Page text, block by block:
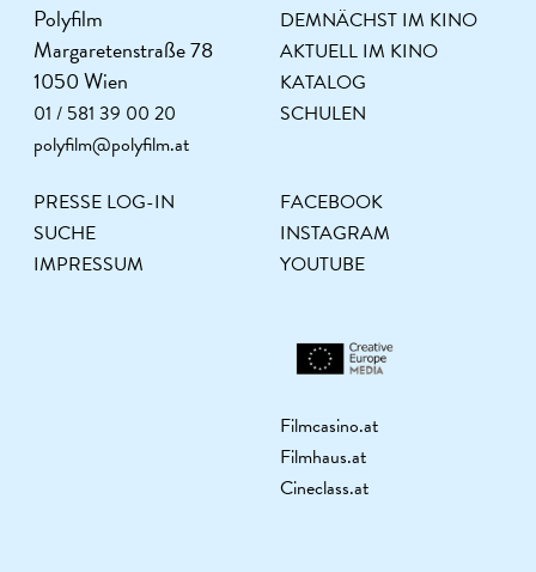
Polyfilm
Margaretenstraße 78
1050 Wien
01 / 581 39 00 20
polyfilm@polyfilm.at
DEMNÄCHST IM KINO
AKTUELL IM KINO
KATALOG
SCHULEN
PRESSE LOG-IN
SUCHE
IMPRESSUM
FACEBOOK
INSTAGRAM
YOUTUBE
Filmcasino.at
Filmhaus.at
Cineclass.at